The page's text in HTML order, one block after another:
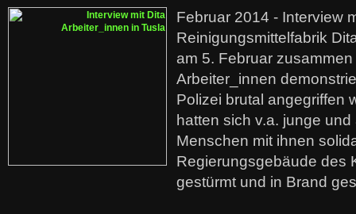
Februar 2014 - Interview
Reinigungsmittelfabrik
am 5. Februar
Arbeiter_innen
Polizei brutal angegriffen
hatten sich v.a. junge
Menschen mit ihnen
Regierungsgebäude des
gestürmt und in Brand